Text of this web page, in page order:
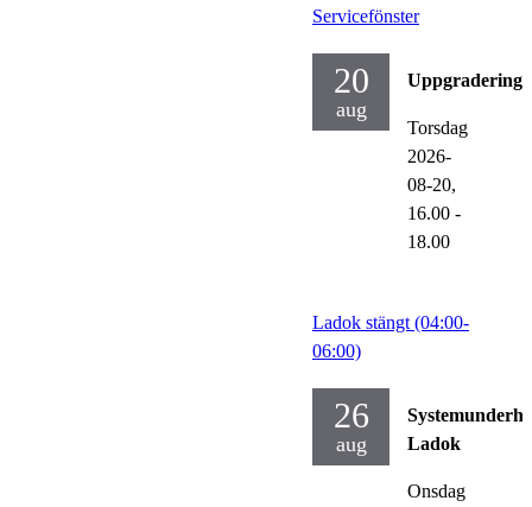
Servicefönster
20
aug
Torsdag
2026-
08-20,
16.00 -
18.00
Ladok stängt (04:00-
06:00)
26
aug
Ladok
Onsdag